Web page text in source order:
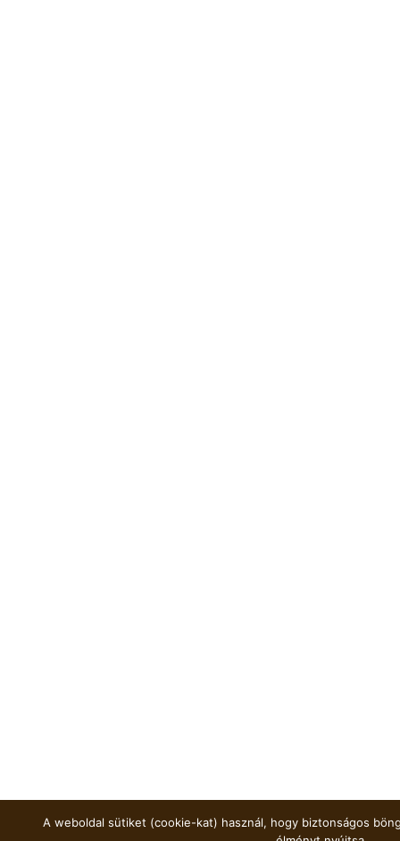
A weboldal sütiket (cookie-kat) használ, hogy biztonságos